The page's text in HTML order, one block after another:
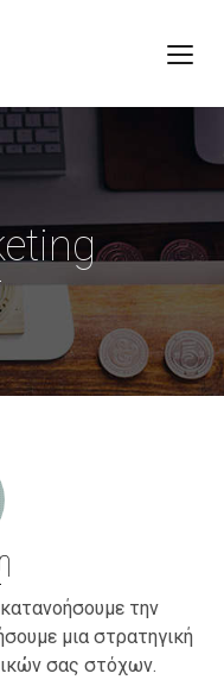
την
μια στρατηγική
σας στόχων.